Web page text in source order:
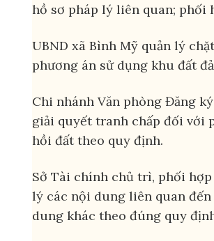
hồ sơ pháp lý liên quan; phối
UBND xã Bình Mỹ quản lý
phương án sử dụng khu đất
Chi nhánh Văn phòng Đăng
giải quyết tranh chấp đối với
hồi đất theo quy định.
Sở Tài chính chủ trì, phối
lý các nội dung liên quan
dung khác theo đúng quy